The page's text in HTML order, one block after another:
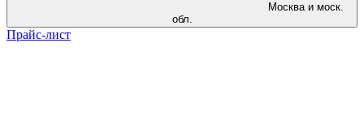
Москва и моск.
обл.
Прайс-лист